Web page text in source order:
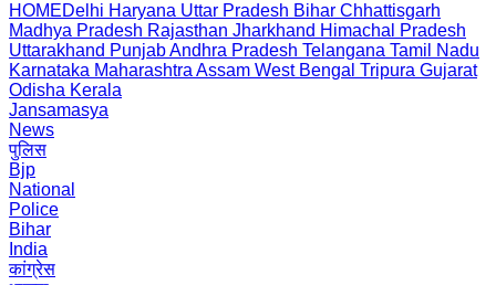
HOMEDelhi Haryana Uttar Pradesh Bihar Chhattisgarh
Madhya Pradesh Rajasthan Jharkhand Himachal Pradesh
Uttarakhand PunjabAndhra Pradesh Telangana Tamil Nadu
Karnataka Maharashtra Assam West Bengal Tripura Gujarat
Odisha Kerala
Jansamasya
News
पुलिस
Bjp
National
Police
Bihar
India
कांग्रेस